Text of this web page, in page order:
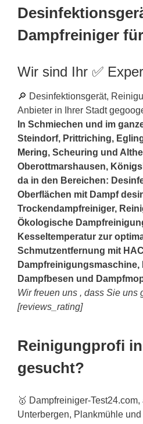
Dampfreiniger
Wir sind Ihr ✅
🔎 Desinfektionsgerät,
Anbieter in Ihrer Stadt
In Schmiechen und im
Steindorf, Prittriching,
Mering, Scheuring und
Oberottmarshausen,
da in den Bereichen:
Oberflächen mit Dampf
Trockendampfreiniger,
Ökologische
Kesseltemperatur zur
Schmutzentfernung mit
Dampfreinigungsmaschine,
Dampfbesen und
Wir freuen uns , dass Sie uns
[reviews_rating]
Reinigungprofi
gesucht?
🥇 Dampfreiniger-
Unterbergen, Plankmühle